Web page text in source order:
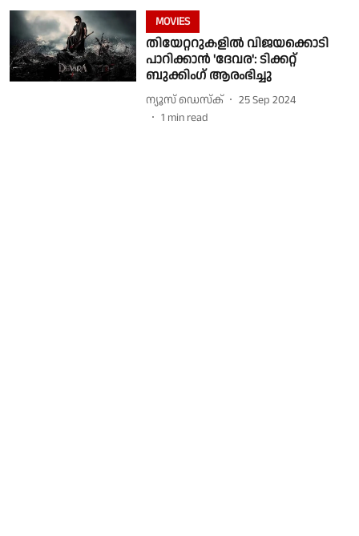
MOVIES
തിയേറ്ററുകളിൽ വിജയക്കൊടി
പാറിക്കാൻ 'ദേവര': ടിക്കറ്റ്
ബുക്കിംഗ് ആരംഭിച്ചു
ന്യൂസ് ഡെസ്ക്
25 Sep 2024
1 min read